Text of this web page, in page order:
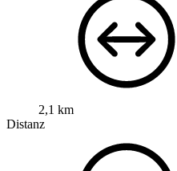
2,1 km
Distanz